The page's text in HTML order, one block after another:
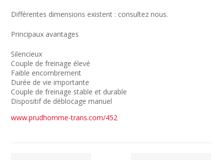
Différentes dimensions existent : consultez nous.
Principaux avantages
Silencieux
Couple de freinage élevé
Faible encombrement
Durée de vie importante
Couple de freinage stable et durable
Dispositif de déblocage manuel
www.prudhomme-trans.com/452